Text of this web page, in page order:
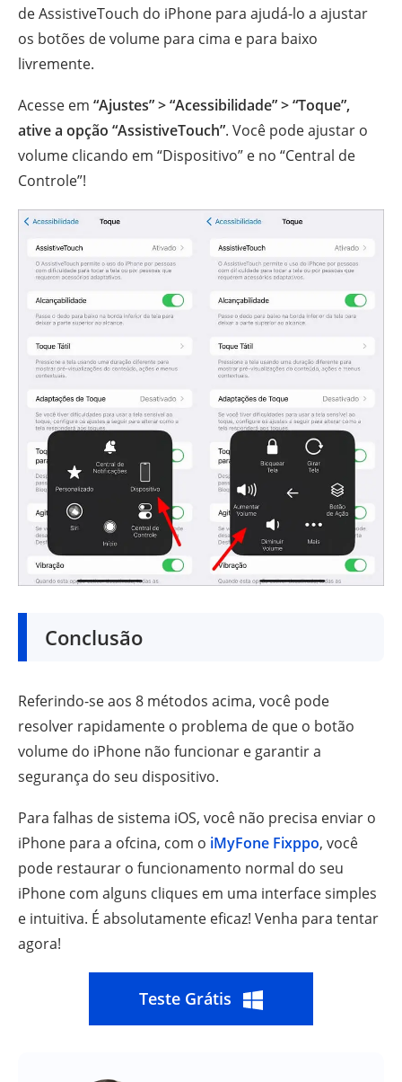
de AssistiveTouch do iPhone para ajudá-lo a ajustar
os botões de volume para cima e para baixo
livremente.
Acesse em “Ajustes” > “Acessibilidade” > “Toque”,
ative a opção “AssistiveTouch”. Você pode ajustar o
volume clicando em “Dispositivo” e no “Central de
Controle”!
Conclusão
Referindo-se aos 8 métodos acima, você pode
resolver rapidamente o problema de que o botão
volume do iPhone não funcionar e garantir a
segurança do seu dispositivo.
Para falhas de sistema iOS, você não precisa enviar o
iPhone para a ofcina, com o iMyFone Fixppo, você
pode restaurar o funcionamento normal do seu
iPhone com alguns cliques em uma interface simples
e intuitiva. É absolutamente eficaz! Venha para tentar
agora!
Teste Grátis